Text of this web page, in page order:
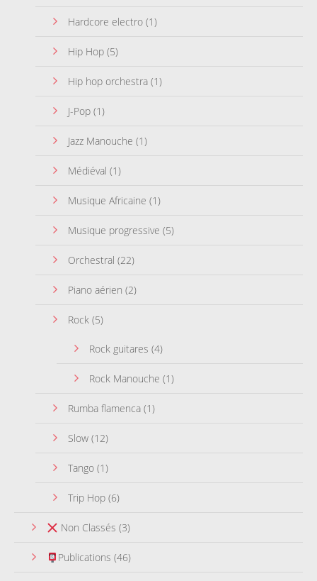
Hardcore electro (1)
Hip Hop (5)
Hip hop orchestra (1)
J-Pop (1)
Jazz Manouche (1)
Médiéval (1)
Musique Africaine (1)
Musique progressive (5)
Orchestral (22)
Piano aérien (2)
Rock (5)
Rock guitares (4)
Rock Manouche (1)
Rumba flamenca (1)
Slow (12)
Tango (1)
Trip Hop (6)
Non Classés (3)
Publications (46)